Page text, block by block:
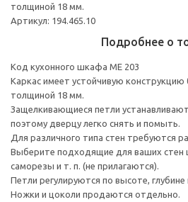
толщиной 18 мм.
Артикул: 194.465.10
Подробнее о
Код кухонного шкафа ME 203
Каркас имеет устойчивую
толщиной 18 мм.
Защелкивающиеся петли
поэтому дверцу легко снять и помыть.
Для различного типа стен требуются
Выберите подходящие для ваших стен
саморезы и т. п. (не прилагаются).
Петли регулируются по высоте, глубине
Ножки и цоколи продаются отдельно.